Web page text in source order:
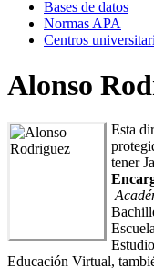
Bases de datos
Normas APA
Centros
Alonso
Esta
tener
Educación Virtual,